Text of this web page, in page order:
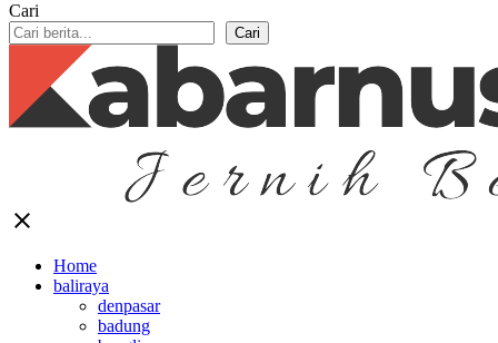
Cari
Cari
close
Home
baliraya
denpasar
badung